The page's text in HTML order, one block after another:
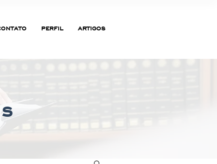
PERFIL ARTIGOS